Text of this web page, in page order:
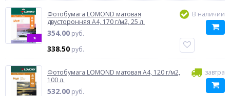
%
Фотобумага LOMOND матовая
двусторонняя A4, 170 г/м2, 25 л.
354.00 руб.
338.50 руб.
В наличии
Фотобумага LOMOND матовая A4, 120 г/м2,
100 л.
532.00 руб.
завтра